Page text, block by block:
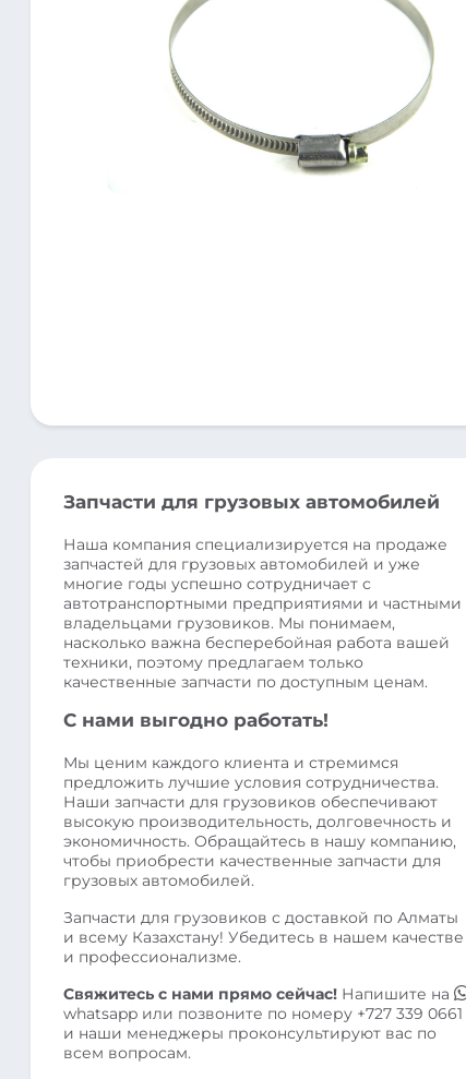
Запчасти для грузовых автомобилей
Наша компания специализируется на продаже
запчастей для грузовых автомобилей и уже
многие годы успешно сотрудничает с
автотранспортными предприятиями и частными
владельцами грузовиков. Мы понимаем,
насколько важна бесперебойная работа вашей
техники, поэтому предлагаем только
качественные запчасти по доступным ценам.
С нами выгодно работать!
Мы ценим каждого клиента и стремимся
предложить лучшие условия сотрудничества.
Наши запчасти для грузовиков обеспечивают
высокую производительность, долговечность и
экономичность. Обращайтесь в нашу компанию,
чтобы приобрести качественные запчасти для
грузовых автомобилей.
Запчасти для грузовиков с доставкой по Алматы
и всему Казахстану! Убедитесь в нашем качестве
и профессионализме.
Свяжитесь с нами прямо сейчас! Напишите на
whatsapp или позвоните по номеру +727 339 0661
и наши менеджеры проконсультируют вас по
всем вопросам.